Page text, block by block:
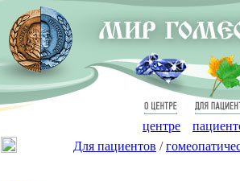
О
центре
Для
Для пациентов /